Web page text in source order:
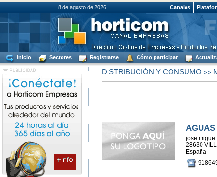
8 de agosto de 2026 Canales
Inicio Sectores Registrarse Cómo participar
DISTRIBUCIÓN Y CONSUMO >>
AGUAS
jose migue
28630
España